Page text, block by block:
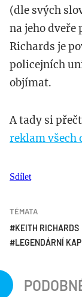
(dle svých
na jeho
Richards je
policejních
objímat.
A tady si
reklam všech
Sdílet
TÉMATA
KEITH RICHARDS
LEGENDÁRNÍ